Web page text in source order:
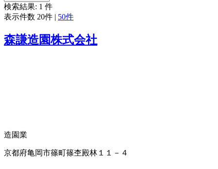
検索結果: 1 件
表示件数 20件 | 50件
森謙造園株式会社
造園業
京都府亀岡市篠町篠杢殿林１１－４